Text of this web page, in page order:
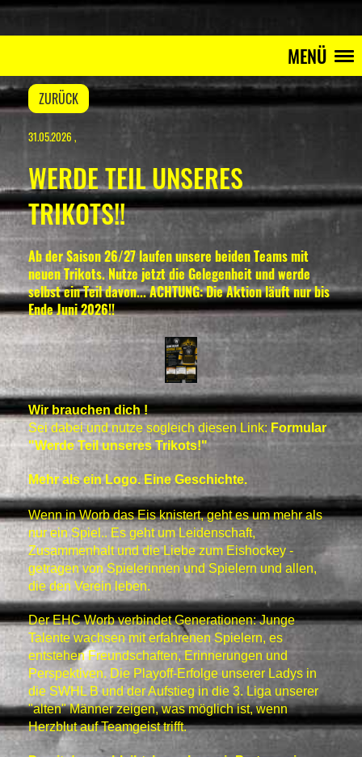
MENÜ
ZURÜCK
31.05.2026 ,
WERDE TEIL UNSERES
TRIKOTS!!
Ab der Saison 26/27 laufen unsere beiden Teams mit
neuen Trikots. Nutze jetzt die Gelegenheit und werde
selbst ein Teil davon... ACHTUNG: Die Aktion läuft nur bis
Ende Juni 2026!!
Wir brauchen dich !
Sei dabei und nutze sogleich diesen Link: Formular
"Werde Teil unseres Trikots!"
Mehr als ein Logo. Eine Geschichte.
Wenn in Worb das Eis knistert, geht es um mehr als
nur ein Spiel.. Es geht um Leidenschaft,
Zusammenhalt und die Liebe zum Eishockey -
getragen von Spielerinnen und Spielern und allen,
die den Verein leben.
Der EHC Worb verbindet Generationen: Junge
Talente wachsen mit erfahrenen Spielern, es
entstehen Freundschaften, Erinnerungen und
Perspektiven. Die Playoff-Erfolge unserer Ladys in
die SWHL B und der Aufstieg in die 3. Liga unserer
"alten" Männer zeigen, was möglich ist, wenn
Herzblut auf Teamgeist trifft.